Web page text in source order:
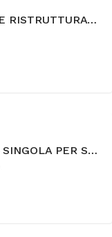
ROIANO – SPLENDIDO TRILOCALE RISTRUTTURATO
OSPEDALE MAGGIORE – STANZA SINGOLA PER STUDENTESSA